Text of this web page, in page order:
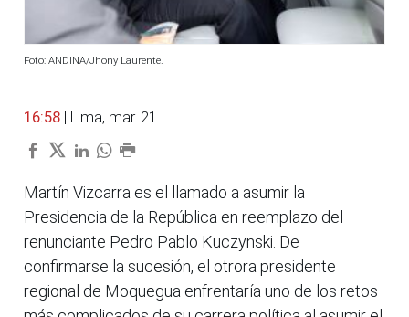
Foto: ANDINA/Jhony Laurente.
16:58 | Lima, mar. 21.
Martín Vizcarra es el llamado a asumir la
Presidencia de la República en reemplazo del
renunciante Pedro Pablo Kuczynski. De
confirmarse la sucesión, el otrora presidente
regional de Moquegua enfrentaría uno de los retos